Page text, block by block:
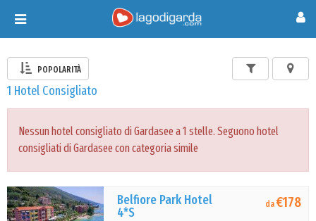
Toggle
navigation
POPOLARITÀ
1 Hotel Consigliato
Nessun hotel consigliato di Gardasee a 1 stelle. Seguono hotel
consigliati di Gardasee con categoria simile
Belfiore Park Hotel
4*S
da€178